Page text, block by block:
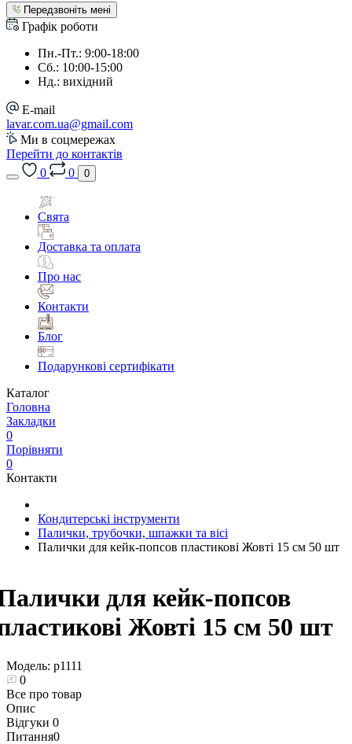
Передзвоніть мені
Графік роботи
Пн.-Пт.: 9:00-18:00
Сб.: 10:00-15:00
Нд.: вихідний
E-mail
lavar.com.ua@gmail.com
Ми в соцмережах
Перейти до контактів
0
0 0
Свята
Доставка та оплата
Про нас
Контакти
Блог
Подарункові сертифікати
Каталог
Головна
Закладки
0
Порівняти
0
Контакти
Кондитерські інструменти
Палички, трубочки, шпажки та вісі
Палички для кейк-попсов пластикові Жовті 15 см 50 шт
для кейк-попсов
Жовті 15 см 50 шт
Модель: p1111
0
Все про товар
Опис
Відгуки 0
Питання0